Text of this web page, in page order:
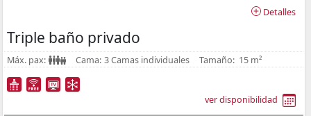
Detalles
Triple baño privado
Máx. pax: Cama: 3 Camas individuales Tamaño: 15 m²
ver disponibilidad